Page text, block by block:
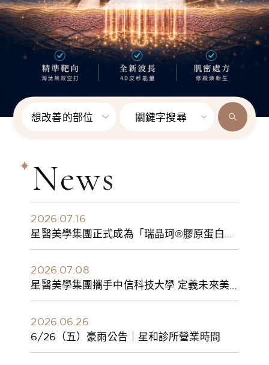
想改善的部位 關鍵字搜尋
News
2026.07.16
星醫美學集團正式成為「瑞晶珂®膠原蛋白植
入劑」台灣獨家總代理
2026.07.08
星醫美學集團攜手中信科技大學 定義未來美
學人才新標準 建構健康美學產學共育模式 串
2026.06.26
6/26（五）豪雨公告｜星和診所營業時間